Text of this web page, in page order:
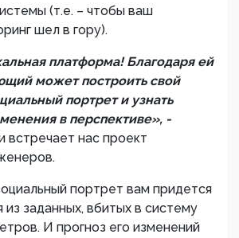
(т.е. – чтобы ваш
шел в гору).
платформа! Благодаря ей
может построить свой
портрет и узнать
в перспективе», -
встречает нас проект
портрет вам придется
из заданных, вбитых в систему
И прогноз его изменений